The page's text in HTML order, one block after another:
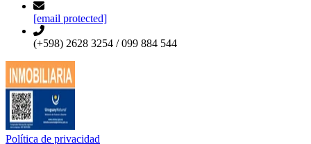
[email protected]
(+598) 2628 3254 / 099 884 544
Política de privacidad